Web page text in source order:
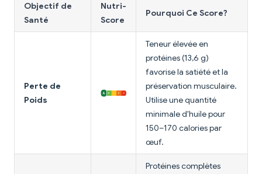
Objectif de
Santé
Nutri-
Score
Pourquoi Ce Score?
Perte de
Poids
Teneur élevée en
protéines (13,6 g)
favorise la satiété et la
préservation musculaire.
Utilise une quantité
minimale d'huile pour
150–170 calories par
œuf.
Protéines complètes